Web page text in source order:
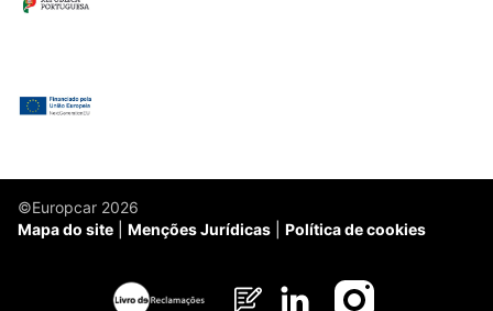
©Europcar 2026
Mapa do site
Menções Jurídicas Política de cookies